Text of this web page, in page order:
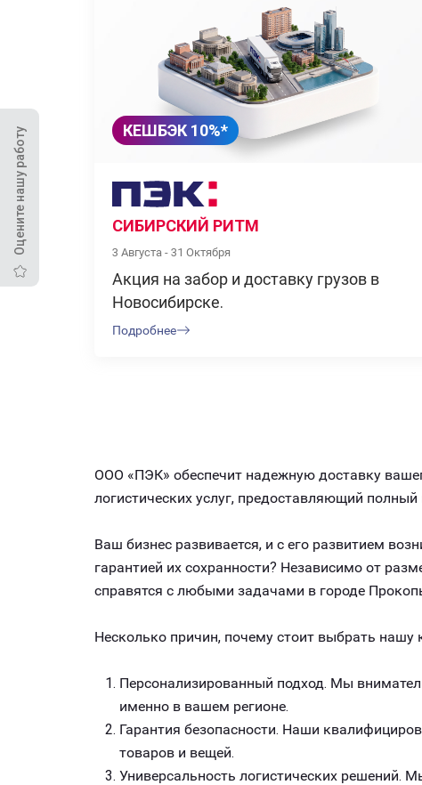
Оцените нашу работу КЕШБЭК 10%*
СИБИРСКИЙ РИТМ
3 Августа - 31 Октября
Акция на забор и доставку грузов в
Новосибирске.
Подробнее
ООО «ПЭК» обеспечит надежную доставку
логистических услуг, предоставляющий
Ваш бизнес развивается, и с его развитием
гарантией их сохранности? Независимо от
справятся с любыми задачами в городе
Несколько причин, почему стоит выбрать нашу
Персонализированный подход. Мы
именно в вашем регионе.
Гарантия безопасности. Наши
товаров и вещей.
Универсальность логистических решений.